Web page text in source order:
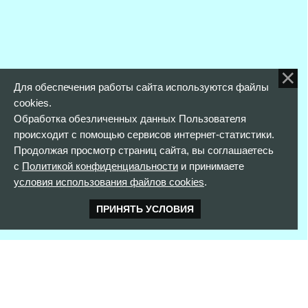
Для обеспечения работы сайта используются файлы
cookies.
Обработка обезличенных данных Пользователя
происходит с помощью сервисов интернет-статистики.
Продолжая просмотр страниц сайта, вы соглашаетесь
с Политикой конфиденциальностии принимаете
условия использования файлов cookies.
ПРИНЯТЬ УСЛОВИЯ